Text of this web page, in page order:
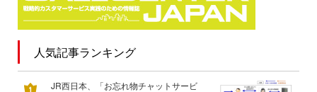
人気記事ランキング
JR西日本、「お忘れ物チャットサービ